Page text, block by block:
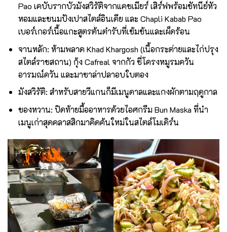
Pao เคบับรากบัวมังสวิรัติจากแคชเมียร์ เสิร์ฟพร้อมชัทนีย์หัว
หอมและขนมปังเปาสไตล์อินเดีย และ Chapli Kabab Pao
เบอร์เกอร์เนื้อแกะสูตรต้นตำรับที่เข้มข้นและเผ็ดร้อน
จานหลัก: ห้ามพลาด Khad Khargosh (เนื้อกระต่ายและไก่ปรุง
สไตล์ราชสถาน) กุ้ง Cafreal จากกัว ซี่โครงหมูรมควัน
อารมณ์ควัน และมาซาล่าปลาอบใบตอง
มังสวิรัติ: สำหรับสายวีแกนก็มีเมนูดาลและแกงผักตามฤดูกาล
ของหวาน: ปิดท้ายมื้ออาหารด้วยไอศกรีม Bun Maska ที่นำ
เมนูเก่าสุดคลาสสิกมาคิดค้นใหม่ในสไตล์โมเดิร์น